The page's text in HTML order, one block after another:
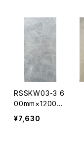
RSSKW03-3 6
00mm×1200m
m
¥7,630